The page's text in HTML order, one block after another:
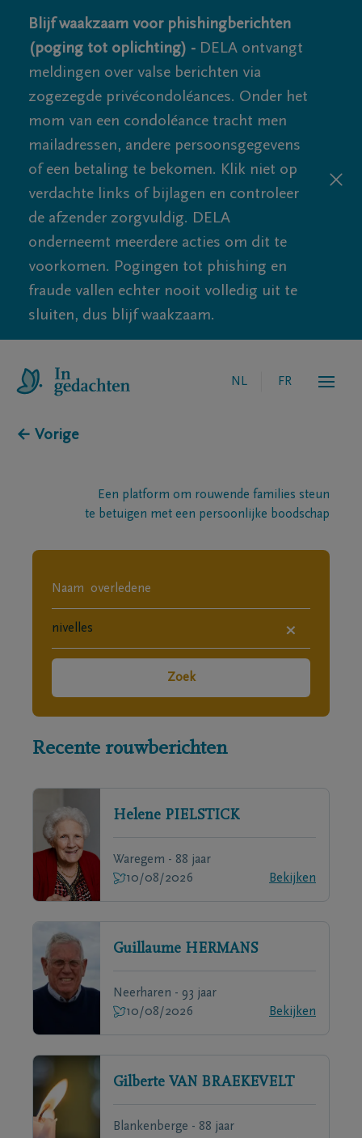
Blijf waakzaam voor phishingberichten
(poging tot oplichting) - DELA ontvangt
meldingen over valse berichten via
zogezegde privécondoléances. Onder het
mom van een condoléance tracht men
mailadressen, andere persoonsgegevens
of een betaling te bekomen. Klik niet op
verdachte links of bijlagen en controleer
de afzender zorgvuldig. DELA
onderneemt meerdere acties om dit te
voorkomen. Pogingen tot phishing en
fraude vallen echter nooit volledig uit te
sluiten, dus blijf waakzaam.
NL FR
← Vorige
Een platform om rouwende families steun
te betuigen met een persoonlijke boodschap
×
Zoek
Recente rouwberichten
Helene PIELSTICK
Waregem - 88 jaar
10/08/2026
Bekijken
Guillaume HERMANS
Neerharen - 93 jaar
10/08/2026
Bekijken
Gilberte VAN BRAEKEVELT
Blankenberge - 88 jaar